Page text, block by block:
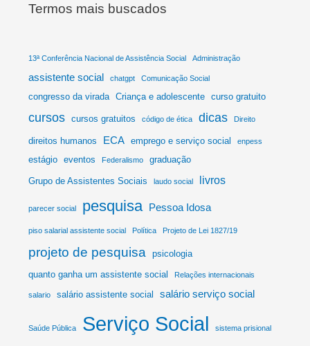
Termos mais buscados
13ª Conferência Nacional de Assistência Social Administração
assistente social chatgpt Comunicação Social
congresso da virada Criança e adolescente curso gratuito
cursos cursos gratuitos código de ética dicas Direito
direitos humanos ECA emprego e serviço social enpess
estágio eventos Federalismo graduação
Grupo de Assistentes Sociais laudo social livros
parecer social pesquisa Pessoa Idosa
piso salarial assistente social Política Projeto de Lei 1827/19
projeto de pesquisa
psicologia
quanto ganha um assistente social
Relações internacionais
salario salário assistente social salário serviço social
Saúde Pública Serviço Social sistema prisional